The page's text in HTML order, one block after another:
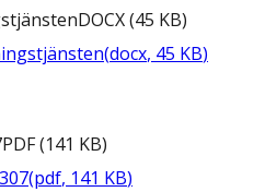
DOCX(45 KB)
(docx, 45 KB)
PDF(141 KB)
(pdf, 141 KB)